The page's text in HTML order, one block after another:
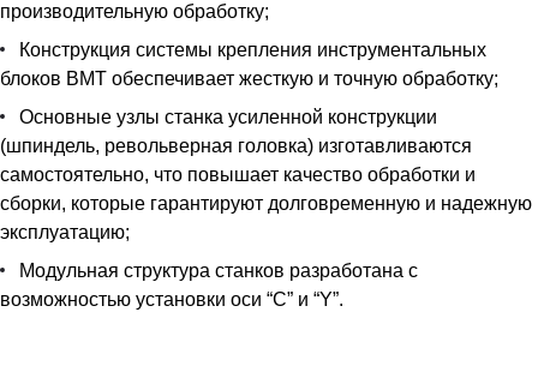
производительную обработку;
Конструкция системы крепления инструментальных
блоков BMT обеспечивает жесткую и точную обработку;
Основные узлы станка усиленной конструкции
(шпиндель, револьверная головка) изготавливаются
самостоятельно, что повышает качество обработки и
сборки, которые гарантируют долговременную и надежную
эксплуатацию;
Модульная структура станков разработана с
возможностью установки оси “C” и “Y”.